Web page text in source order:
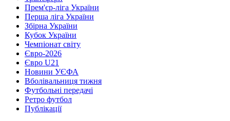
Прем'єр-ліга України
Перша ліга України
Збірна України
Кубок України
Чемпіонат світу
Євро-2026
Євро U21
Новини УЄФА
Вболівальниця тижня
Футбольні передачі
Ретро футбол
Публікації